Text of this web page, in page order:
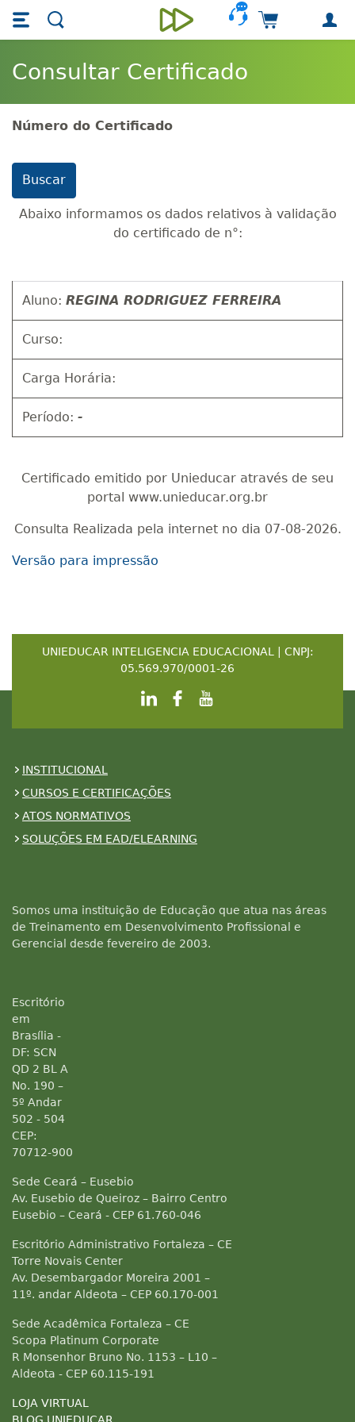
Skip main navigation
Skip to main content
Unieducar
Carrinho de
Consultar Certificado
Número do Certificado
Abaixo informamos os dados relativos à validação
do certificado de n°:
Aluno: REGINA RODRIGUEZ FERREIRA
Curso:
Carga Horária:
Período: -
Certificado emitido por Unieducar através de seu
portal www.unieducar.org.br
Consulta Realizada pela internet no dia 07-08-2026.
Versão para impressão
UNIEDUCAR INTELIGENCIA EDUCACIONAL | CNPJ:
05.569.970/0001-26
INSTITUCIONAL
CURSOS E CERTIFICAÇÕES
ATOS NORMATIVOS
SOLUÇÕES EM EAD/ELEARNING
Somos uma instituição de Educação que atua nas áreas
de Treinamento em Desenvolvimento Profissional e
Gerencial desde fevereiro de 2003.
Escritório
em
Brasília -
DF: SCN
QD 2 BL A
No. 190 –
5º Andar
502 - 504
CEP:
70712-900
Sede Ceará – Eusebio
Av. Eusebio de Queiroz – Bairro Centro
Eusebio – Ceará - CEP 61.760-046
Escritório Administrativo Fortaleza – CE
Torre Novais Center
Av. Desembargador Moreira 2001 –
11º. andar Aldeota – CEP 60.170-001
Sede Acadêmica Fortaleza – CE
Scopa Platinum Corporate
R Monsenhor Bruno No. 1153 – L10 –
Aldeota - CEP 60.115-191
LOJA VIRTUAL
BLOG UNIEDUCAR